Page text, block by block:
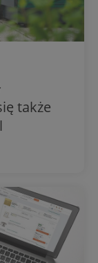
także